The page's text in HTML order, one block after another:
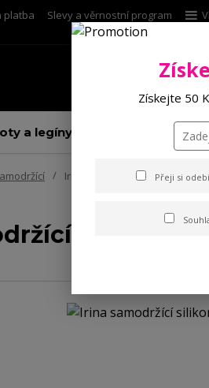
platba Slevy a věrnostní program
a legíny
Irina samodržící silikonová
Získejte 50
Přeji si